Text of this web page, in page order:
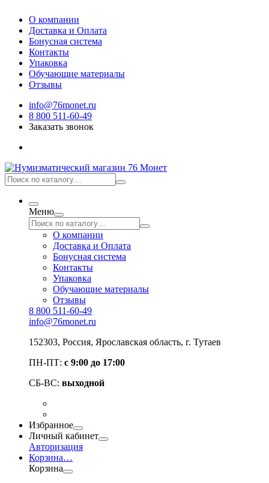
О компании
Доставка и Оплата
Бонусная система
Контакты
Упаковка
Обучающие материалы
Отзывы
info@76monet.ru
8 800 511-60-49
Заказать звонок
Меню
О компании
Доставка и Оплата
Бонусная система
Контакты
Упаковка
Обучающие материалы
Отзывы
8 800 511-60-49
info@76monet.ru
152303, Россия, Ярославская область, г. Тутаев
ПН-ПТ: с 9:00 до 17:00
СБ-ВС: выходной
Избранное
Личный кабинет
Авторизация
Корзина…
Корзина